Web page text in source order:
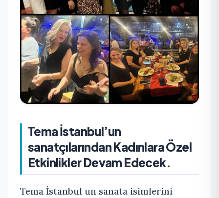
Tema İstanbul’un
sanatçılarından Kadınlara Özel
Etkinlikler Devam Edecek.
Tema İstanbul un sanata isimlerini